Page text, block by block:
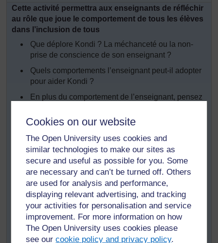
Cookies on our website
The Open University uses cookies and
similar technologies to make our sites as
secure and useful as possible for you. Some
are necessary and can’t be turned off. Others
are used for analysis and performance,
displaying relevant advertising, and tracking
your activities for personalisation and service
improvement. For more information on how
The Open University uses cookies please
see ourcookie policy and privacy policy.
Cette activité permettra aux enseignants de réfléchir
au rôle que joue le comportement de tous les élèves
dans l’inclusion de tous
Que déplore Kondi ? La méchanceté ou la non-
prise de conscience de son enseignant ?
Quels comportements l’enseignant peut-il adopter
pour aider Kondi ?
En plus du comportement de l’enseignant, pensez
classe pour créer une atmosphère calme favorisant
Kondi parle également des bousculades de ses
camarades. Comment pourrez-vous aider vos
élèves à adopter un comportement inclusif ?
Lisez la Section 3 du Module 2 des
Compétences de la vie courante
[Astuce : maintenez
la touche Ctrl
enfoncée et
cliquez sur un lien
. Quelles idées
Mme Folly et Mlle Ekon
apportent-elles ? Ajoutez-
les à votre liste.
Si vous travaillez avec un(e) ou